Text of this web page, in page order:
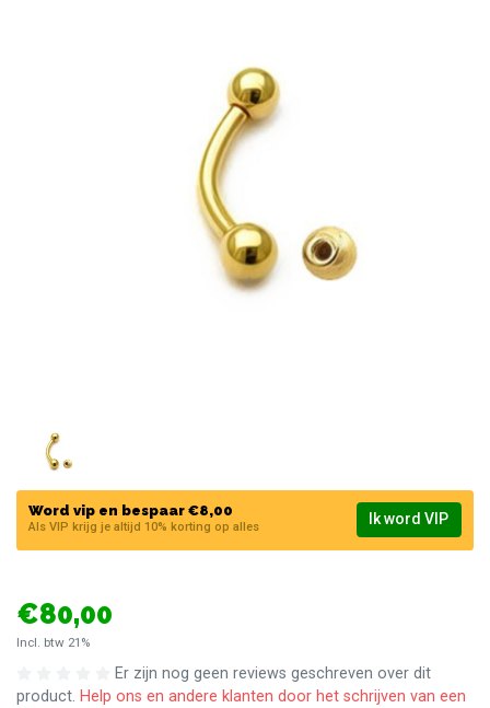
Word vip en bespaar €8,00
Als VIP krijg je altijd 10% korting op alles Ik word VIP
€80,00
Incl. btw 21%
Er zijn nog geen reviews geschreven over dit
product. Help ons en andere klanten door het schrijven van een